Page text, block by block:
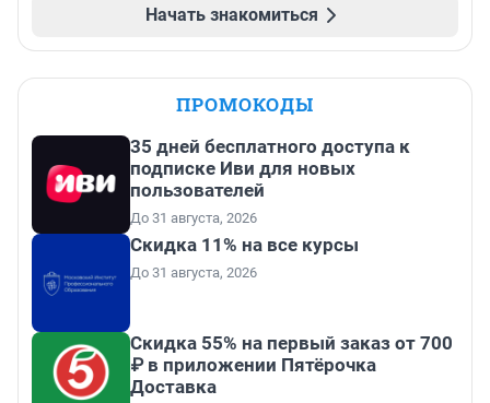
Начать знакомиться
ПРОМОКОДЫ
35 дней бесплатного доступа к
подписке Иви для новых
пользователей
До 31 августа, 2026
Скидка 11% на все курсы
До 31 августа, 2026
Скидка 55% на первый заказ от 700
₽ в приложении Пятёрочка
Доставка